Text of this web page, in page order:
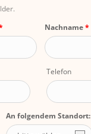
Nachname
Telefon
An folgendem Standort: